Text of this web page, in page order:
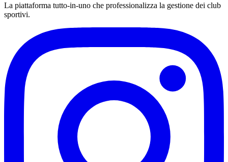
La piattaforma tutto-in-uno che professionalizza la gestione dei club
sportivi.